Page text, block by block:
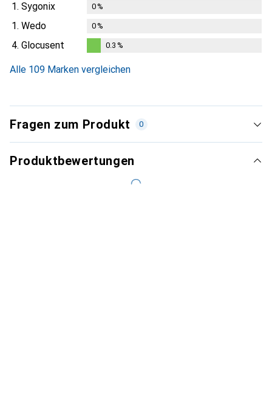
1. Sygonix 0%
1. Wedo 0%
4. Glocusent 0.3 %
Alle 109 Marken vergleichen
Fragen zum Produkt 0
Produktbewertungen